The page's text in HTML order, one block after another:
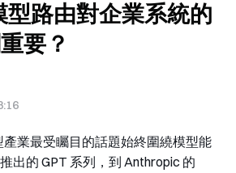
型路由對企業系統的
要？
業最受矚目的話題始終圍繞模型能
出的 GPT 系列，到 Anthropic 的